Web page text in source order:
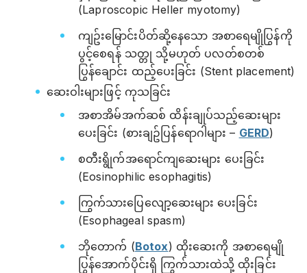
(Laproscopic Heller myotomy)
ကျဥ်းမြောင်းပိတ်ဆို့နေသော အစာရေမျိုပြွန်ကို
ပွင့်စေရန် သတ္တု သို့မဟုတ် ပလတ်စတစ်
ပြွန်ချောင်း ထည့်ပေးခြင်း (Stent placement)
ဆေးဝါးများဖြင့် ကုသခြင်း
အစာအိမ်အက်ဆစ် ထိန်းချုပ်သည့်ဆေးများ
ပေးခြင်း (စားချဥ်ပြန်ရောဂါများ – GERD)
စတီးရွိုက်အ‌ရောင်ကျဆေးများ ပေးခြင်း
(Eosinophilic esophagitis)
ကြွက်သားပြေလျော့ဆေးများ ပေးခြင်း
(Esophageal spasm)
ဘိုတောက် (Botox) ထိုးဆေးကို အစာရေမျို
ပြွန်အောက်ပိုင်းရှိ ကြွက်သားထဲသို့ ထိုးခြင်း